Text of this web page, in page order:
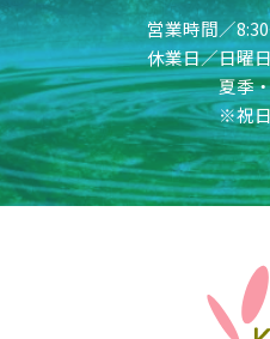
営業時間／
休業日／日曜
夏季
※祝